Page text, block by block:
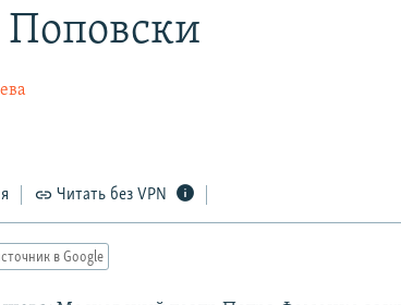
Читать без VPN
в Google